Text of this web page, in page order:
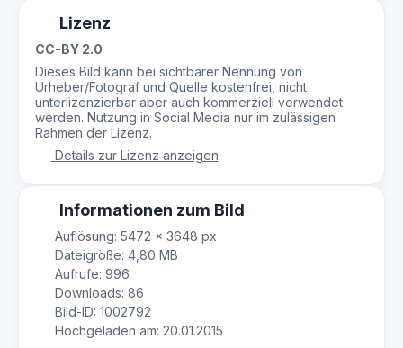
Lizenz
CC-BY 2.0
Dieses Bild kann bei sichtbarer Nennung von
Urheber/Fotograf und Quelle kostenfrei, nicht
unterlizenzierbar aber auch kommerziell verwendet
werden. Nutzung in Social Media nur im zulässigen
Rahmen der Lizenz.
Details zur Lizenz anzeigen
Informationen zum Bild
Auflösung: 5472 × 3648 px
Dateigröße: 4,80 MB
Aufrufe: 996
Downloads: 86
Bild-ID: 1002792
Hochgeladen am: 20.01.2015